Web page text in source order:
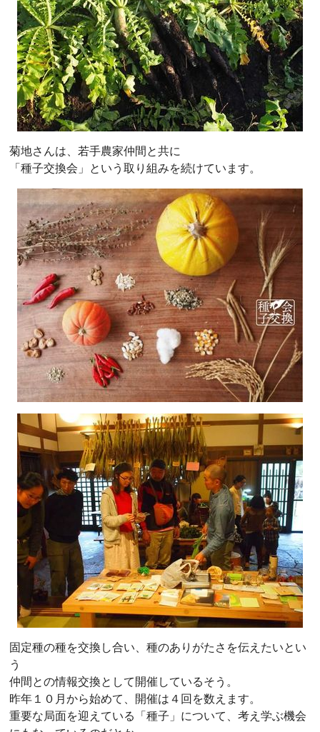
菊地さんは、若手農家仲間と共に
「種子交換会」という取り組みを続けています。
固定種の種を交換し合い、種のありがたさを伝えたいとい
う
仲間との情報交換として開催しているそう。
昨年１０月から始めて、開催は４回を数えます。
重要な局面を迎えている「種子」について、考え学ぶ機会